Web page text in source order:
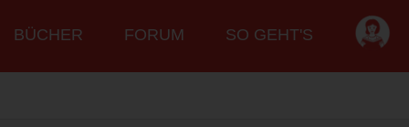
BÜCHER FORUM SO GEHT'S